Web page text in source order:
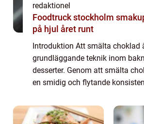
redaktionel
Foodtruck stockholm smakupplevelser
på hjul året runt
Introduktion Att smälta choklad
grundläggande teknik inom
desserter. Genom att smälta
en smidig och flytande
chokladdekorationer eller som
olika rece...